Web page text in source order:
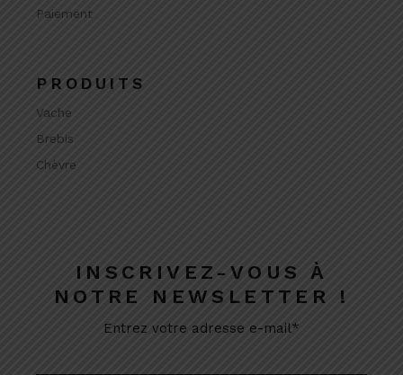
Paiement
PRODUITS
Vache
Brebis
Chèvre
INSCRIVEZ-VOUS À
NOTRE NEWSLETTER !
Entrez votre adresse e-mail*